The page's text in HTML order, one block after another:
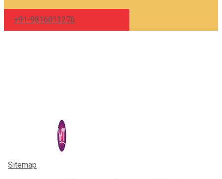
+91-9816013276
Sitemap